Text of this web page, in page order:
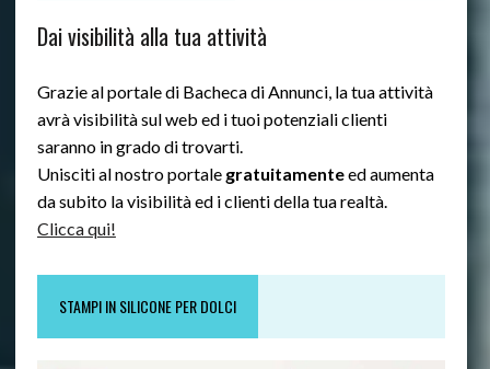
Dai visibilità alla tua attività
Grazie al portale di Bacheca di Annunci, la tua attività
avrà visibilità sul web ed i tuoi potenziali clienti
saranno in grado di trovarti.
Unisciti al nostro portale gratuitamenteed aumenta
da subito la visibilità ed i clienti della tua realtà.
Clicca qui!
STAMPI IN SILICONE PER DOLCI